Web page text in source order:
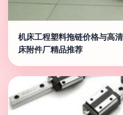
机床工程塑料拖链价格与高
床附件厂精品推荐